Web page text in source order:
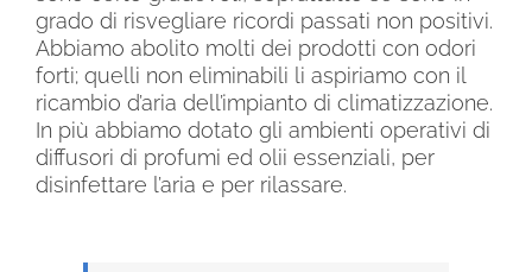
grado di risvegliare ricordi passati non positivi.
Abbiamo abolito molti dei prodotti con odori
forti; quelli non eliminabili li aspiriamo con il
ricambio d’aria dell’impianto di climatizzazione.
In più abbiamo dotato gli ambienti operativi di
diffusori di profumi ed olii essenziali, per
disinfettare l’aria e per rilassare.